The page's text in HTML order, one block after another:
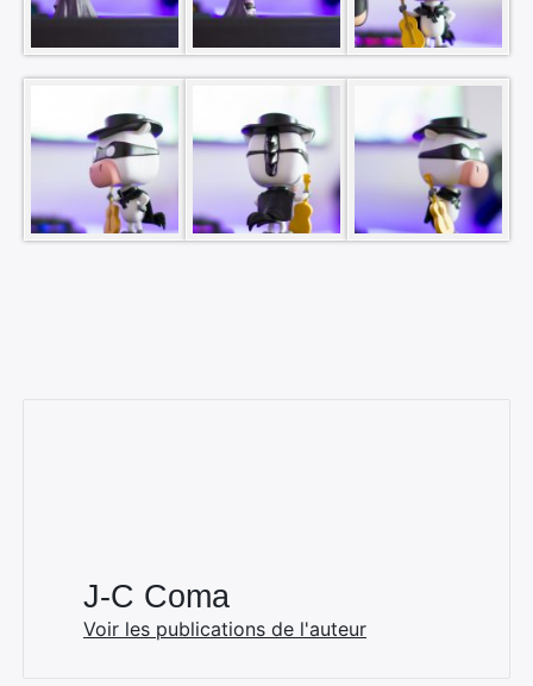
J-C Coma
Voir les publications de l'auteur